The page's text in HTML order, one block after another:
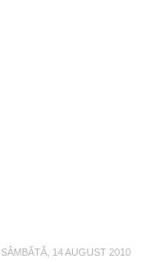
SÂMBĂTĂ, 14 AUGUST 2010